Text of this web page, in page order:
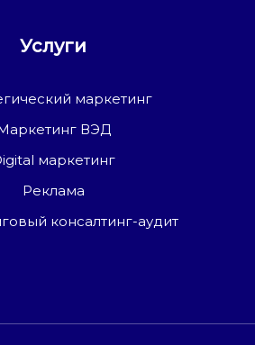
Услуги
маркетинг
ВЭД
маркетинг
Реклама
консалтинг-аудит